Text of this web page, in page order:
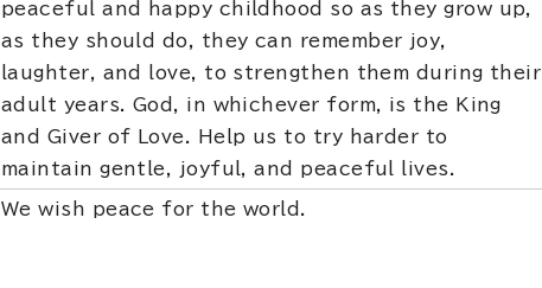
peaceful and happy childhood so as they grow up,
as they should do, they can remember joy,
laughter, and love, to strengthen them during their
adult years. God, in whichever form, is the King
and Giver of Love. Help us to try harder to
maintain gentle, joyful, and peaceful lives.
We wish peace for the world.